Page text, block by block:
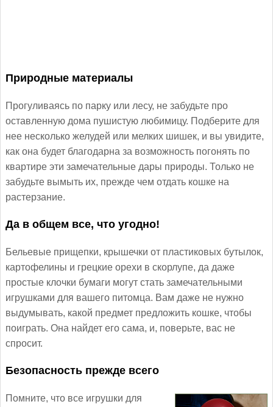
Природные материалы
Прогуливаясь по парку или лесу, не забудьте про
оставленную дома пушистую любимицу. Подберите для
нее несколько желудей или мелких шишек, и вы увидите,
как она будет благодарна за возможность погонять по
квартире эти замечательные дары природы. Только не
забудьте вымыть их, прежде чем отдать кошке на
растерзание.
Да в общем все, что угодно!
Бельевые прищепки, крышечки от пластиковых бутылок,
картофелины и грецкие орехи в скорлупе, да даже
простые клочки бумаги могут стать замечательными
игрушками для вашего питомца. Вам даже не нужно
выдумывать, какой предмет предложить кошке, чтобы
поиграть. Она найдет его сама, и, поверьте, вас не
спросит.
Безопасность прежде всего
Помните, что все игрушки для